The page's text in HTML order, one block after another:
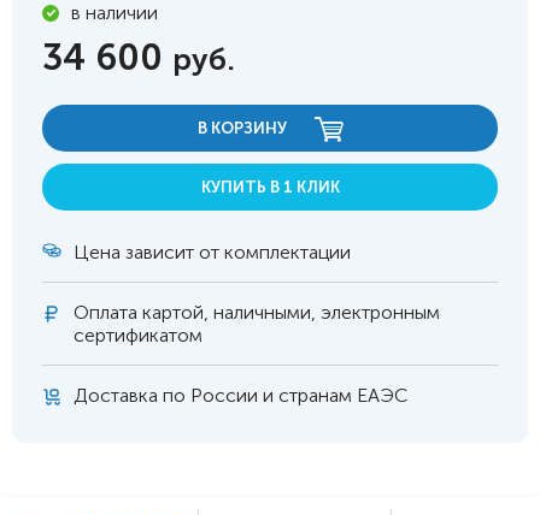
в наличии
34 600 руб.
В КОРЗИНУ
КУПИТЬ В 1 КЛИК
Цена зависит от комплектации
Оплата картой, наличными, электронным
сертификатом
Доставка по России и странам ЕАЭС